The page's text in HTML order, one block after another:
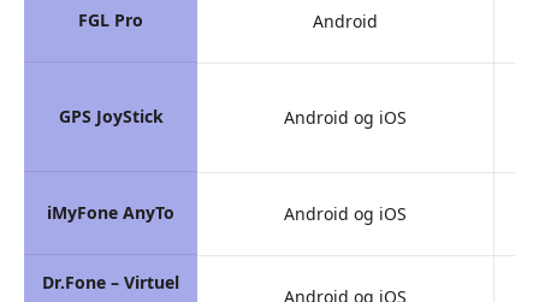
FGL Pro
GPS JoyStick
iMyFone AnyTo
Dr.Fone – Virtuel
Android
Android og iOS
Android og iOS
Android og iOS